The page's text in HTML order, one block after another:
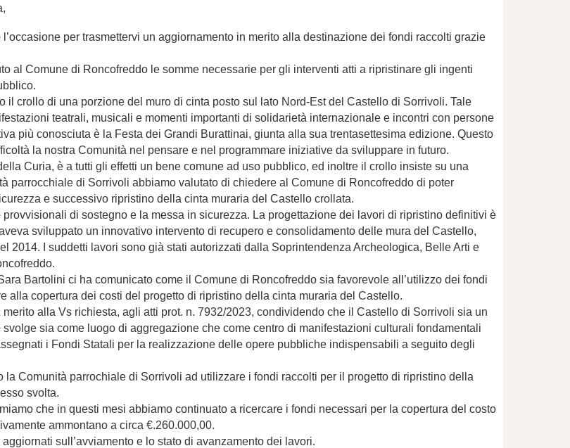
per trasmettervi un aggiornamento in merito alla destinazione dei fondi raccolti grazie
al Comune di Roncofreddo le somme necessarie per gli interventi atti a ripristinare gli ingenti
crollo di una porzione del muro di cinta posto sul lato Nord-Est del Castello di Sorrivoli. Tale
teatrali, musicali e momenti importanti di solidarietà internazionale e incontri con persone
più conosciuta è la Festa dei Grandi Burattinai, giunta alla sua trentasettesima edizione. Questo
la nostra Comunità nel pensare e nel programmare iniziative da sviluppare in futuro.
Curia, è a tutti gli effetti un bene comune ad uso pubblico, ed inoltre il crollo insiste su una
parrocchiale di Sorrivoli abbiamo valutato di chiedere al Comune di Roncofreddo di poter
e successivo ripristino della cinta muraria del Castello crollata.
di sostegno e la messa in sicurezza. La progettazione dei lavori di ripristino definitivi è
sviluppato un innovativo intervento di recupero e consolidamento delle mura del Castello,
2014. I suddetti lavori sono già stati autorizzati dalla Soprintendenza Archeologica, Belle Arti e
Bartolini ci ha comunicato come il Comune di Roncofreddo sia favorevole all’utilizzo dei fondi
copertura dei costi del progetto di ripristino della cinta muraria del Castello.
alla Vs richiesta, agli atti prot. n. 7932/2023, condividendo che il Castello di Sorrivoli sia un
sia come luogo di aggregazione che come centro di manifestazioni culturali fondamentali
i Fondi Statali per la realizzazione delle opere pubbliche indispensabili a seguito degli
Comunità parrochiale di Sorrivoli ad utilizzare i fondi raccolti per il progetto di ripristino della
svolta.
che in questi mesi abbiamo continuato a ricercare i fondi necessari per la copertura del costo
ammontano a circa €.260.000,00.
sull’avviamento e lo stato di avanzamento dei lavori.